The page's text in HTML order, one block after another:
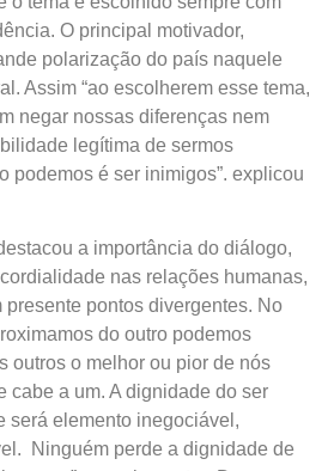
O principal motivador,
polarização do país naquele
Assim “ao escolherem esse tema,
negar nossas diferenças nem
legítima de sermos
podemos é ser inimigos”. explicou
a importância do diálogo,
nas relações humanas,
presente pontos divergentes. No
do outro podemos
outros o melhor ou pior de nós
cabe a um. A dignidade do ser
será elemento inegociável,
Ninguém perde a dignidade de